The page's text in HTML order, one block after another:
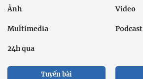
Ảnh Video
Multimedia Podcast
24h qua
Tuyến bài